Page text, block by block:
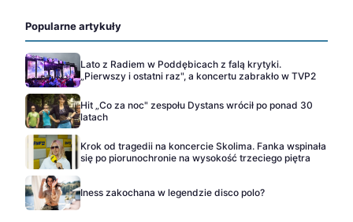
Popularne artykuły
Lato z Radiem w Poddębicach z falą krytyki.
„Pierwszy i ostatni raz", a koncertu zabrakło w TVP2
Hit „Co za noc" zespołu Dystans wrócił po ponad 30
latach
Krok od tragedii na koncercie Skolima. Fanka wspinała
się po piorunochronie na wysokość trzeciego piętra
Iness zakochana w legendzie disco polo?